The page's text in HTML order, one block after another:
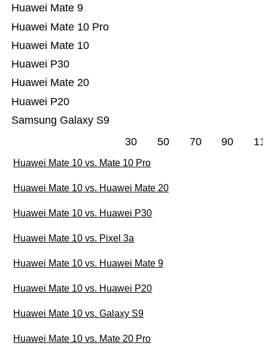
Samsung Galaxy S9
Huawei P20
Huawei Mate 20
Huawei P30
Huawei Mate 10
Huawei Mate 10 Pro
Huawei Mate 9
30 50 70 90
Huawei Mate 10 vs. Mate 10 Pro
Huawei Mate 10 vs. Huawei Mate 20
Huawei Mate 10 vs. Huawei P30
Huawei Mate 10 vs. Pixel 3a
Huawei Mate 10 vs. Huawei Mate 9
Huawei Mate 10 vs. Huawei P20
Huawei Mate 10 vs. Galaxy S9
Huawei Mate 10 vs. Mate 20 Pro